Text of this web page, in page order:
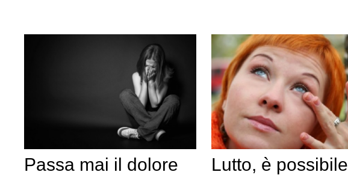
Passa mai il dolore
Lutto, è possibile